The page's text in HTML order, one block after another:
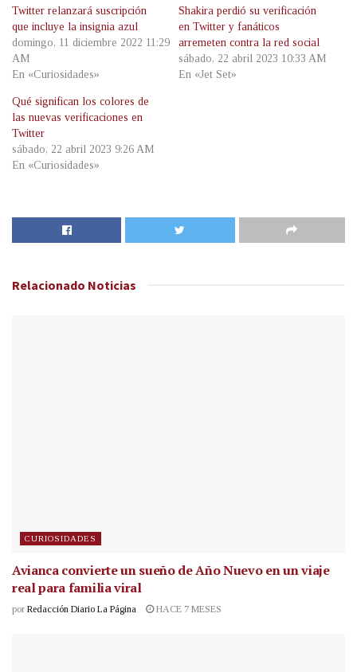
Twitter relanzará suscripción
que incluye la insignia azul
domingo, 11 diciembre 2022 11:29
AM
En «Curiosidades»
Shakira perdió su verificación
en Twitter y fanáticos
arremeten contra la red social
sábado, 22 abril 2023 10:33 AM
En «Jet Set»
Qué significan los colores de
las nuevas verificaciones en
Twitter
sábado, 22 abril 2023 9:26 AM
En «Curiosidades»
Relacionado Noticias
CURIOSIDADES
Avianca convierte un sueño de Año Nuevo en un viaje
real para familia viral
por Redacción Diario La Página HACE 7 MESES